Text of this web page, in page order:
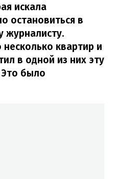
искала
остановиться в
журналисту.
несколько квартир и
в одной из них эту
было